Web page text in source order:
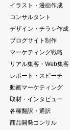
イラスト・漫画作成
コンサルタント
デザイン・チラシ作成
ブログサイト制作
マーケティング戦略
リアル集客・Web集客
レポート・スピーチ
動画マーケティング
取材・インタビュー
各種翻訳・通訳
商品開発コンサル